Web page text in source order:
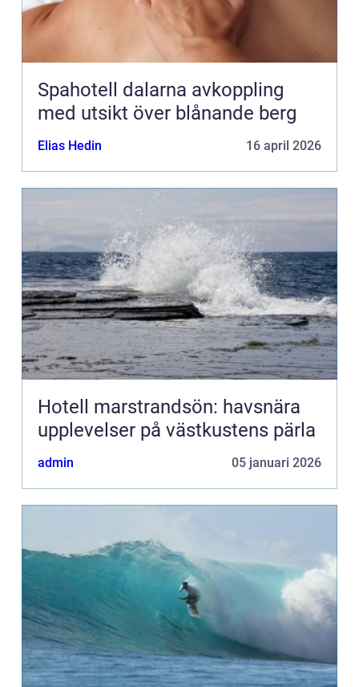
Spahotell dalarna avkoppling
med utsikt över blånande berg
Elias Hedin 16 april 2026
Hotell marstrandsön: havsnära
upplevelser på västkustens pärla
admin 05 januari 2026